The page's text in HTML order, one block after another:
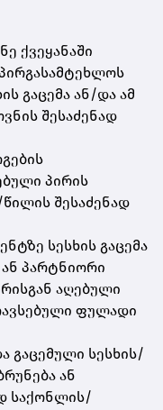
ქვეყანაში
გაცემა ან/და ამ
შესაძენად
პირის
წილის შესაძენად
სესხის გაცემა
პარტნიორი
აღებული
ფულადი
გაცემული სესხის/
ან
საქონლის/